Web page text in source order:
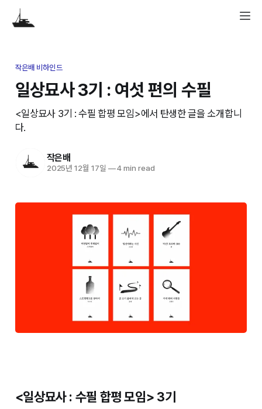
작은배 비하인드
일상묘사 3기 : 여섯 편의 수필
<일상묘사 3기 : 수필 합평 모임>에서 탄생한 글을 소개합니
다.
작은배
2025년 12월 17일 —4 min read
<일상묘사 : 수필 합평 모임> 3기